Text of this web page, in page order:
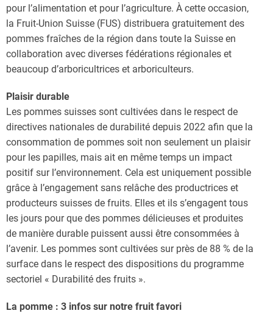
pour l’alimentation et pour l’agriculture. À cette occasion,
la Fruit-Union Suisse (FUS) distribuera gratuitement des
pommes fraîches de la région dans toute la Suisse en
collaboration avec diverses fédérations régionales et
beaucoup d’arboricultrices et arboriculteurs.
Plaisir durable
Les pommes suisses sont cultivées dans le respect de
directives nationales de durabilité depuis 2022 afin que la
consommation de pommes soit non seulement un plaisir
pour les papilles, mais ait en même temps un impact
positif sur l’environnement. Cela est uniquement possible
grâce à l’engagement sans relâche des productrices et
producteurs suisses de fruits. Elles et ils s’engagent tous
les jours pour que des pommes délicieuses et produites
de manière durable puissent aussi être consommées à
l’avenir. Les pommes sont cultivées sur près de 88 % de la
surface dans le respect des dispositions du programme
sectoriel « Durabilité des fruits ».
La pomme : 3 infos sur notre fruit favori